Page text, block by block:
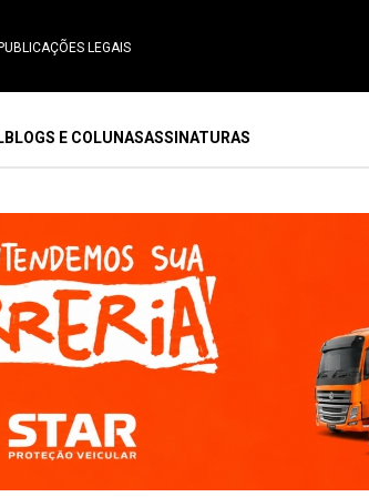
LEGAIS
BLOGS E COLUNASASSINATURAS